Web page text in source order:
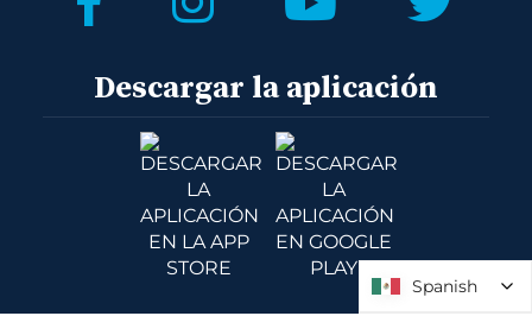
Descargar la aplicación
Spanish
Spanish